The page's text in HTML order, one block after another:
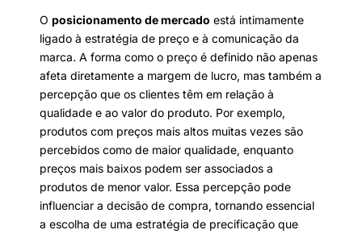
O posicionamento de mercado está intimamente
ligado à estratégia de preço e à comunicação da
marca. A forma como o preço é definido não apenas
afeta diretamente a margem de lucro, mas também a
percepção que os clientes têm em relação à
qualidade e ao valor do produto. Por exemplo,
produtos com preços mais altos muitas vezes são
percebidos como de maior qualidade, enquanto
preços mais baixos podem ser associados a
produtos de menor valor. Essa percepção pode
influenciar a decisão de compra, tornando essencial
a escolha de uma estratégia de precificação que